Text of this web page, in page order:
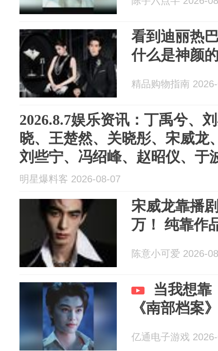
看到迪丽热
什么是神颜
精品购物指南
2026.8.7娱乐资讯：丁禹兮、
晓、王楚然、关晓彤、宋威龙
刘些宁、冯绍峰、赵昭仪、于
明星爆料客 2026-08-07
宋威龙靠播
万！ 纯靠作
陈意小可爱 2026-
当我想靠
《南部档案
亿通电子游戏